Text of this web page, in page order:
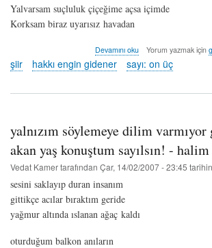
Yalvarsam suçluluk çiçeğime açsa içimde
Korksam biraz uyarısız havadan
evden
uzakta
ya
kayıp
engin
gidener
hakkında
Devamını oku Yorum yazmak için
şiir hakkı engin gidener sayı: on üç
yalnızım söylemeye dilim
akan yaş konuştum sayılsın! -
Vedat Kamertarafından Çar, 14/02/2007 - 23:45
sesini saklayıp duran insanım
gittikçe acılar bıraktım geride
yağmur altında ıslanan ağaç kaldı
oturduğum balkon anıların